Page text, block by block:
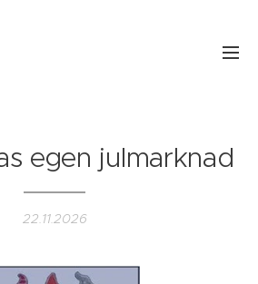
egen julmarknad
22.11.2026